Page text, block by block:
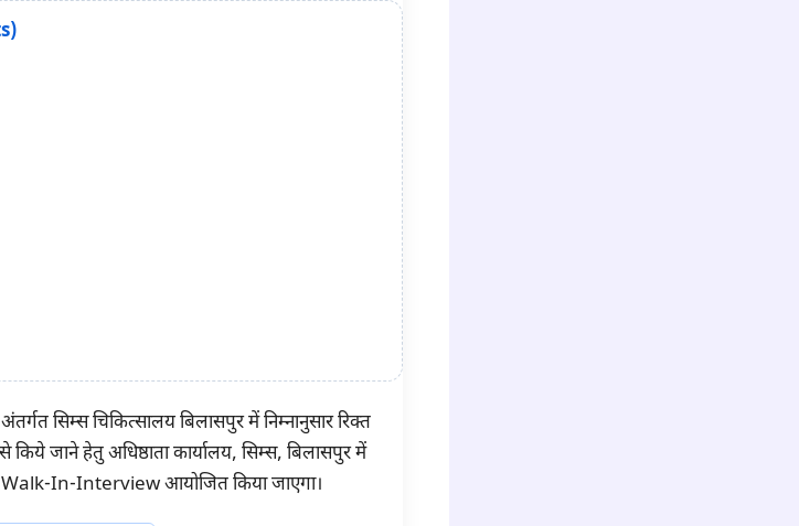
सिम्स चिकित्सालय बिलासपुर में निम्नानुसार रिक्त
किये जाने हेतु अधिष्ठाता कार्यालय, सिम्स, बिलासपुर में
In-Interview आयोजित किया जाएगा।